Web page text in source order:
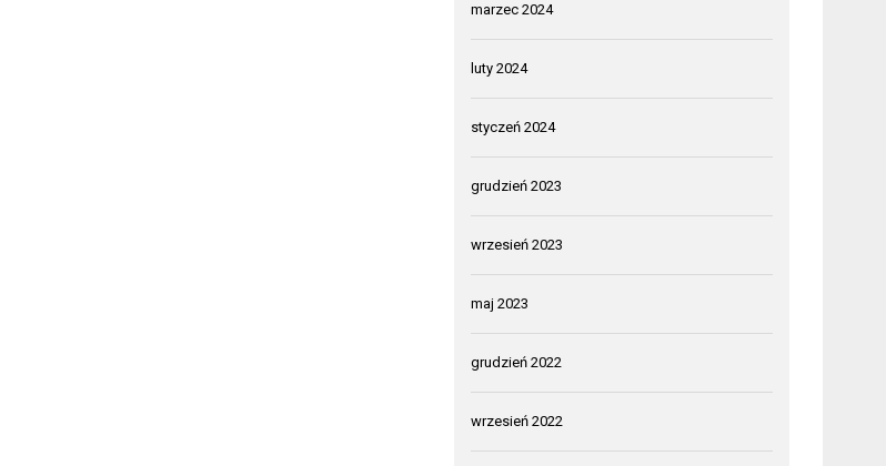
marzec 2024
luty 2024
styczeń 2024
grudzień 2023
wrzesień 2023
maj 2023
grudzień 2022
wrzesień 2022